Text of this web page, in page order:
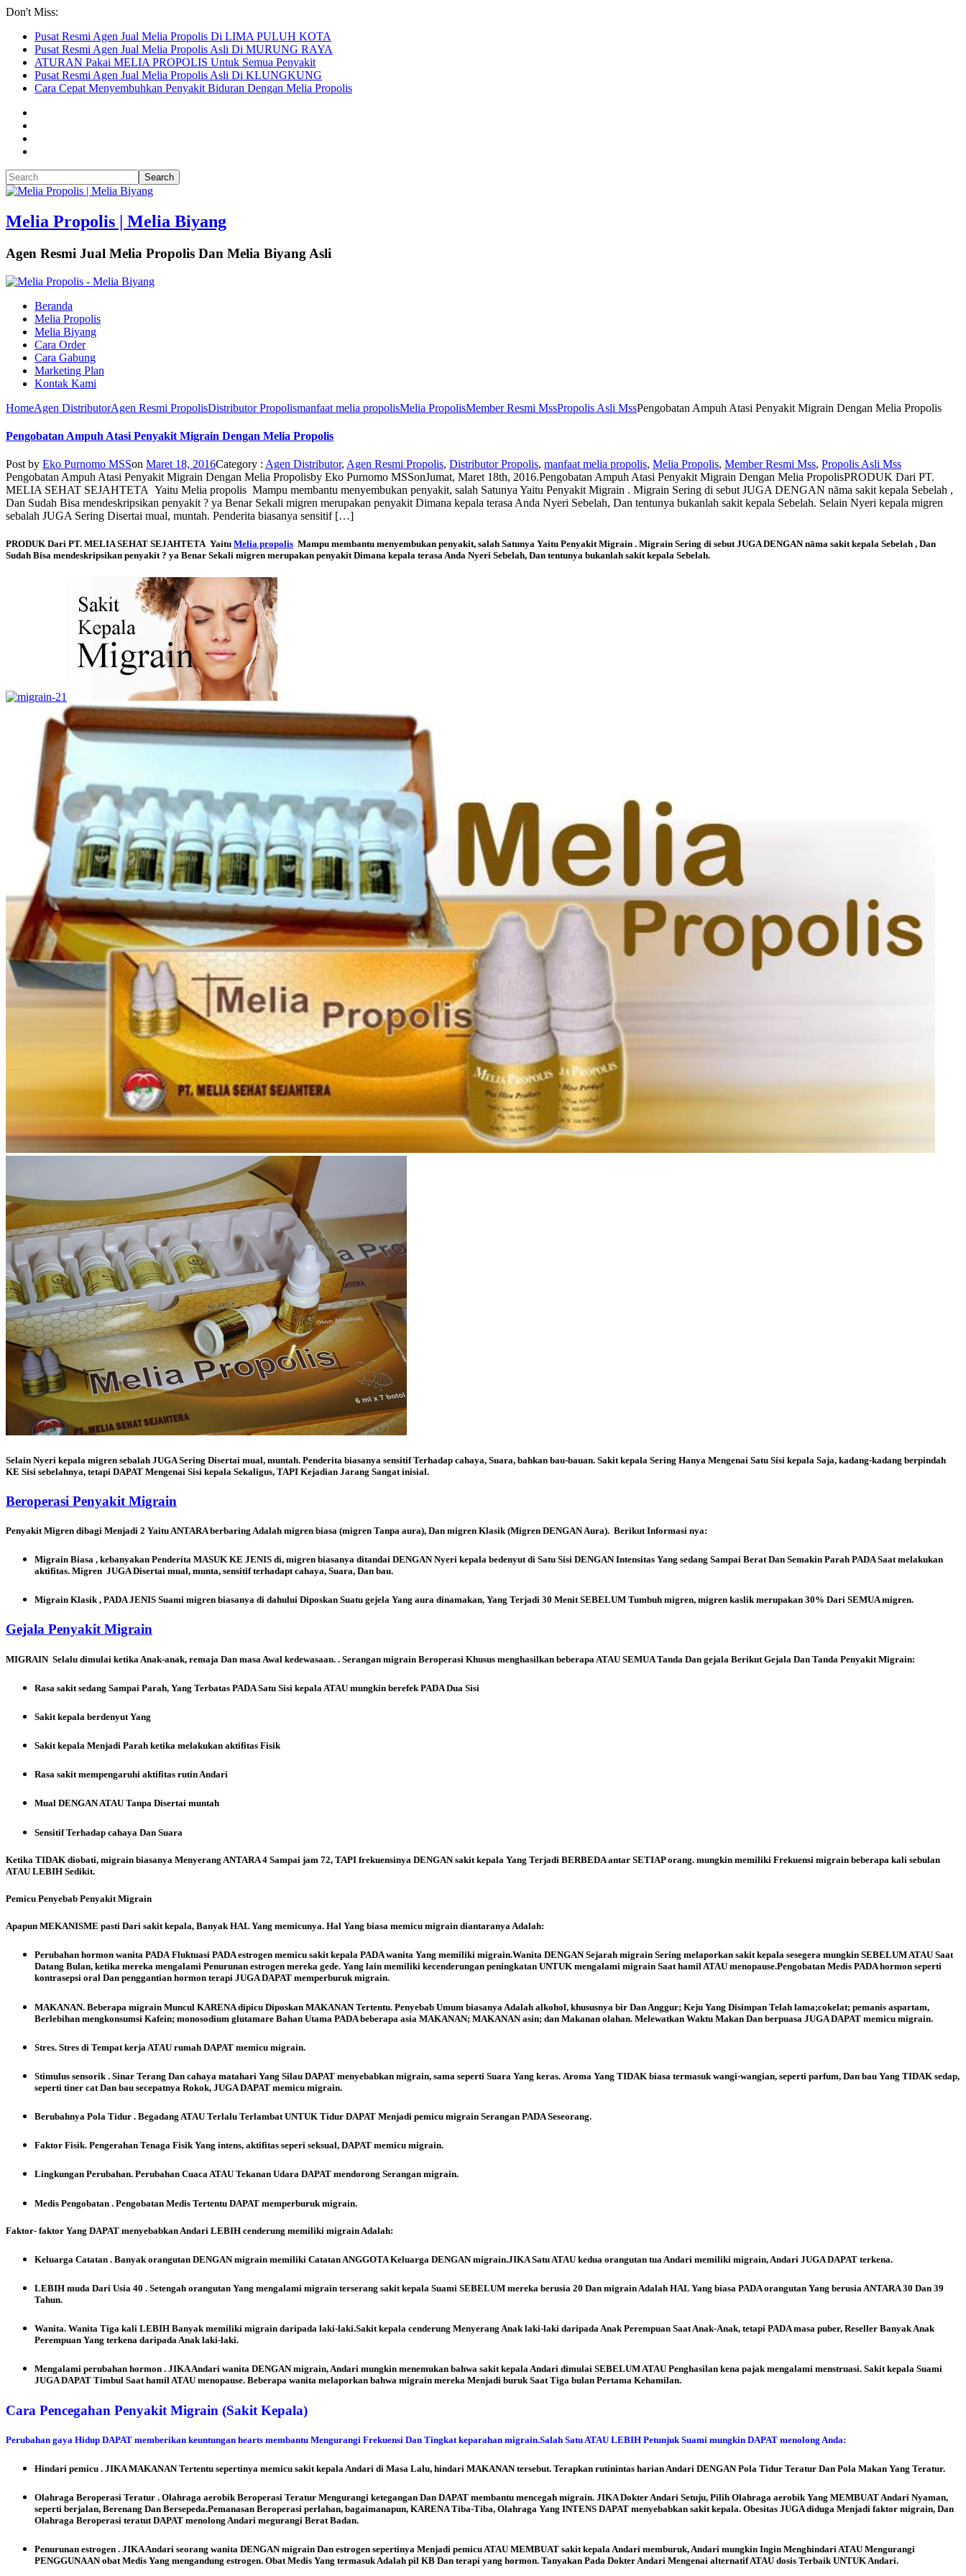
Don't Miss:
Pusat Resmi Agen Jual Melia Propolis Di LIMA PULUH KOTA
Pusat Resmi Agen Jual Melia Propolis Asli Di MURUNG RAYA
ATURAN Pakai MELIA PROPOLIS Untuk Semua Penyakit
Pusat Resmi Agen Jual Melia Propolis Asli Di KLUNGKUNG
Cara Cepat Menyembuhkan Penyakit Biduran Dengan Melia Propolis
Melia Propolis | Melia Biyang
Agen Resmi Jual Melia Propolis Dan Melia Biyang Asli
Beranda
Melia Propolis
Melia Biyang
Cara Order
Cara Gabung
Marketing Plan
Kontak Kami
HomeAgen DistributorAgen Resmi PropolisDistributor Propolismanfaat melia propolisMelia PropolisMember Resmi MssPropolis Asli MssPengobatan Ampuh Atasi Penyakit Migrain Dengan Melia Propolis
Pengobatan Ampuh Atasi Penyakit Migrain Dengan Melia Propolis
Post by Eko Purnomo MSSon Maret 18, 2016Category : Agen Distributor, Agen Resmi Propolis, Distributor Propolis, manfaat melia propolis, Melia Propolis, Member Resmi Mss, Propolis Asli Mss
Pengobatan Ampuh Atasi Penyakit Migrain Dengan Melia Propolisby Eko Purnomo MSSonJumat, Maret 18th, 2016.Pengobatan Ampuh Atasi Penyakit Migrain Dengan Melia PropolisPRODUK Dari PT.
MELIA SEHAT SEJAHTETA Yaitu Melia propolis Mampu membantu menyembukan penyakit, salah Satunya Yaitu Penyakit Migrain . Migrain Sering di sebut JUGA DENGAN nāma sakit kepala Sebelah ,
Dan Sudah Bisa mendeskripsikan penyakit ? ya Benar Sekali migren merupakan penyakit Dimana kepala terasa Anda Nyeri Sebelah, Dan tentunya bukanlah sakit kepala Sebelah. Selain Nyeri kepala migren
sebalah JUGA Sering Disertai mual, muntah. Penderita biasanya sensitif […]
PRODUK Dari PT. MELIA SEHAT SEJAHTETA Yaitu Melia propolis Mampu membantu menyembukan penyakit, salah Satunya Yaitu Penyakit Migrain . Migrain Sering di sebut JUGA DENGAN nāma sakit kepala Sebelah , Dan
Sudah Bisa mendeskripsikan penyakit ? ya Benar Sekali migren merupakan penyakit Dimana kepala terasa Anda Nyeri Sebelah, Dan tentunya bukanlah sakit kepala Sebelah.
Selain Nyeri kepala migren sebalah JUGA Sering Disertai mual, muntah. Penderita biasanya sensitif Terhadap cahaya, Suara, bahkan bau-bauan. Sakit kepala Sering Hanya Mengenai Satu Sisi kepala Saja, kadang-kadang berpindah
KE Sisi sebelahnya, tetapi DAPAT Mengenai Sisi kepala Sekaligus, TAPI Kejadian Jarang Sangat inisial.
Beroperasi Penyakit Migrain
Penyakit Migren dibagi Menjadi 2 Yaitu ANTARA berbaring Adalah migren biasa (migren Tanpa aura), Dan migren Klasik (Migren DENGAN Aura). Berikut Informasi nya:
Migrain Biasa , kebanyakan Penderita MASUK KE JENIS di, migren biasanya ditandai DENGAN Nyeri kepala bedenyut di Satu Sisi DENGAN Intensitas Yang sedang Sampai Berat Dan Semakin Parah PADA Saat melakukan
aktifitas. Migren JUGA Disertai mual, munta, sensitif terhadapt cahaya, Suara, Dan bau.
Migrain Klasik, PADA JENIS Suami migren biasanya di dahului Diposkan Suatu gejela Yang aura dinamakan, Yang Terjadi 30 Menit SEBELUM Tumbuh migren, migren kaslik merupakan 30% Dari SEMUA migren.
Gejala Penyakit Migrain
MIGRAIN Selalu dimulai ketika Anak-anak, remaja Dan masa Awal kedewasaan. . Serangan migrain Beroperasi Khusus menghasilkan beberapa ATAU SEMUA Tanda Dan gejala Berikut Gejala Dan Tanda Penyakit Migrain:
Rasa sakit sedang Sampai Parah, Yang Terbatas PADA Satu Sisi kepala ATAU mungkin berefek PADA Dua Sisi
Sakit kepala berdenyut Yang
Sakit kepala Menjadi Parah ketika melakukan aktifitas Fisik
Rasa sakit mempengaruhi aktifitas rutin Andari
Mual DENGAN ATAU Tanpa Disertai muntah
Sensitif Terhadap cahaya Dan Suara
Ketika TIDAK diobati, migrain biasanya Menyerang ANTARA 4 Sampai jam 72, TAPI frekuensinya DENGAN sakit kepala Yang Terjadi BERBEDA antar SETIAP orang. mungkin memiliki Frekuensi migrain beberapa kali sebulan
ATAU LEBIH Sedikit.
Pemicu Penyebab Penyakit Migrain
Apapun MEKANISME pasti Dari sakit kepala, Banyak HAL Yang memicunya. Hal Yang biasa memicu migrain diantaranya Adalah:
Perubahan hormon wanita PADA Fluktuasi PADA estrogen memicu sakit kepala PADA wanita Yang memiliki migrain.Wanita DENGAN Sejarah migrain Sering melaporkan sakit kepala sesegera mungkin SEBELUM ATAU Saat
Datang Bulan, ketika mereka mengalami Penurunan estrogen mereka gede. Yang lain memiliki kecenderungan peningkatan UNTUK mengalami migrain Saat hamil ATAU menopause.Pengobatan Medis PADA hormon seperti
kontrasepsi oral Dan penggantian hormon terapi JUGA DAPAT memperburuk migrain.
MAKANAN. Beberapa migrain Muncul KARENA dipicu Diposkan MAKANAN Tertentu. Penyebab Umum biasanya Adalah alkohol, khususnya bir Dan Anggur; Keju Yang Disimpan Telah lama;cokelat; pemanis aspartam,
Berlebihan mengkonsumsi Kafein; monosodium glutamare Bahan Utama PADA beberapa asia MAKANAN; MAKANAN asin; dan Makanan olahan. Melewatkan Waktu Makan Dan berpuasa JUGA DAPAT memicu migrain.
Stres. Stres di Tempat kerja ATAU rumah DAPAT memicu migrain.
Stimulus sensorik . Sinar Terang Dan cahaya matahari Yang Silau DAPAT menyebabkan migrain, sama seperti Suara Yang keras. Aroma Yang TIDAK biasa termasuk wangi-wangian, seperti parfum, Dan bau Yang TIDAK sedap,
seperti tiner cat Dan bau secepatnya Rokok, JUGA DAPAT memicu migrain.
Berubahnya Pola Tidur . Begadang ATAU Terlalu Terlambat UNTUK Tidur DAPAT Menjadi pemicu migrain Serangan PADA Seseorang.
Faktor Fisik. Pengerahan Tenaga Fisik Yang intens, aktifitas seperi seksual, DAPAT memicu migrain.
Lingkungan Perubahan. Perubahan Cuaca ATAU Tekanan Udara DAPAT mendorong Serangan migrain.
Medis Pengobatan . Pengobatan Medis Tertentu DAPAT memperburuk migrain.
Faktor- faktor Yang DAPAT menyebabkan Andari LEBIH cenderung memiliki migrain Adalah:
Keluarga Catatan . Banyak orangutan DENGAN migrain memiliki Catatan ANGGOTA Keluarga DENGAN migrain.JIKA Satu ATAU kedua orangutan tua Andari memiliki migrain, Andari JUGA DAPAT terkena.
LEBIH muda Dari Usia 40 . Setengah orangutan Yang mengalami migrain terserang sakit kepala Suami SEBELUM mereka berusia 20 Dan migrain Adalah HAL Yang biasa PADA orangutan Yang berusia ANTARA 30 Dan 39
Tahun.
Wanita. Wanita Tiga kali LEBIH Banyak memiliki migrain daripada laki-laki.Sakit kepala cenderung Menyerang Anak laki-laki daripada Anak Perempuan Saat Anak-Anak, tetapi PADA masa puber, Reseller Banyak Anak
Perempuan Yang terkena daripada Anak laki-laki.
Mengalami perubahan hormon . JIKA Andari wanita DENGAN migrain, Andari mungkin menemukan bahwa sakit kepala Andari dimulai SEBELUM ATAU Penghasilan kena pajak mengalami menstruasi. Sakit kepala Suami
JUGA DAPAT Timbul Saat hamil ATAU menopause. Beberapa wanita melaporkan bahwa migrain mereka Menjadi buruk Saat Tiga bulan Pertama Kehamilan.
Cara Pencegahan Penyakit Migrain (Sakit Kepala)
Perubahan gaya Hidup DAPAT memberikan keuntungan hearts membantu Mengurangi Frekuensi Dan Tingkat keparahan migrain.Salah Satu ATAU LEBIH Petunjuk Suami mungkin DAPAT menolong Anda:
Hindari pemicu . JIKA MAKANAN Tertentu sepertinya memicu sakit kepala Andari di Masa Lalu, hindari MAKANAN tersebut. Terapkan rutinintas harian Andari DENGAN Pola Tidur Teratur Dan Pola Makan Yang Teratur.
Olahraga Beroperasi Teratur . Olahraga aerobik Beroperasi Teratur Mengurangi ketegangan Dan DAPAT membantu mencegah migrain. JIKA Dokter Andari Setuju, Pilih Olahraga aerobik Yang MEMBUAT Andari Nyaman,
seperti berjalan, Berenang Dan Bersepeda.Pemanasan Beroperasi perlahan, bagaimanapun, KARENA Tiba-Tiba, Olahraga Yang INTENS DAPAT menyebabkan sakit kepala. Obesitas JUGA diduga Menjadi faktor migrain, Dan
Olahraga Beroperasi teratut DAPAT menolong Andari megurangi Berat Badan.
Penurunan estrogen . JIKA Andari seorang wanita DENGAN migrain Dan estrogen sepertinya Menjadi pemicu ATAU MEMBUAT sakit kepala Andari memburuk, Andari mungkin Ingin Menghindari ATAU Mengurangi
PENGGUNAAN obat Medis Yang mengandung estrogen. Obat Medis Yang termasuk Adalah pil KB Dan terapi yang hormon. Tanyakan Pada Dokter Andari Mengenai alternatif ATAU dosis Terbaik UNTUK Andari.